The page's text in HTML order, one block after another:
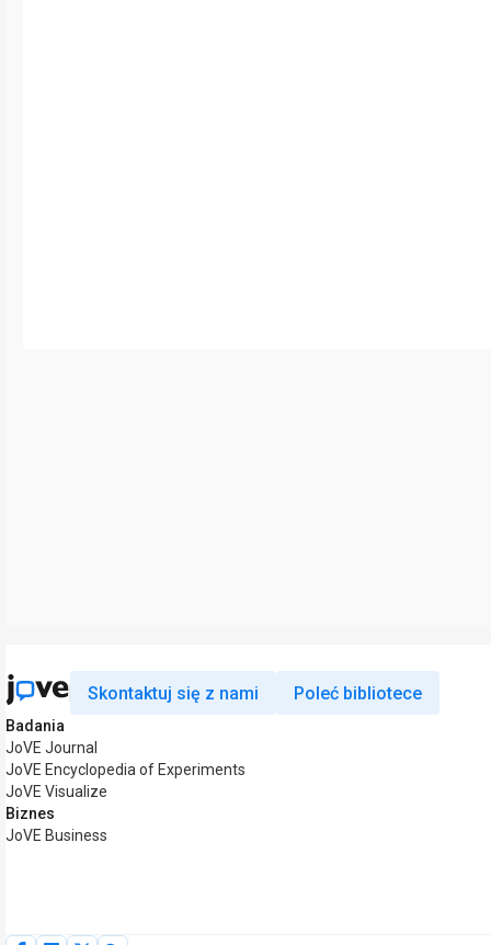
Skontaktuj się z nami Poleć bibliotece
Badania
JoVE Journal
JoVE Encyclopedia of Experiments
JoVE Visualize
Biznes
JoVE Business